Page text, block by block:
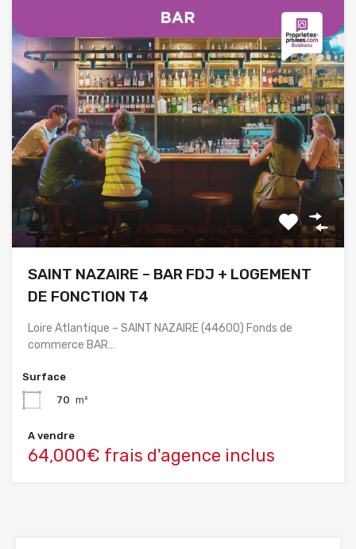
SAINT NAZAIRE – BAR FDJ + LOGEMENT
DE FONCTION T4
Loire Atlantique – SAINT NAZAIRE (44600) Fonds de
commerce BAR…
Surface
70 m²
A vendre
64,000€ frais d'agence inclus